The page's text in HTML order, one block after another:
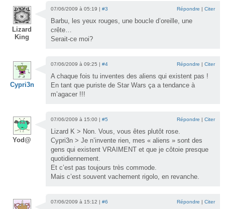
Lizard
King
07/06/2009 à 05:19 | #3 Répondre | Citer
Barbu, les yeux rouges, une boucle d’oreille, une
crête…
Serait-ce moi?
Cypri3n
07/06/2009 à 09:25 | #4 Répondre | Citer
A chaque fois tu inventes des aliens qui existent pas !
En tant que puriste de Star Wars ça a tendance à
m’agacer !!!
Yod@
07/06/2009 à 15:00 | #5 Répondre | Citer
Lizard K > Non. Vous, vous êtes plutôt rose.
Cypri3n > Je n’invente rien, mes « aliens » sont des
gens qui existent VRAIMENT et que je côtoie presque
quotidiennement.
Et c’est pas toujours très commode.
Mais c’est souvent vachement rigolo, en revanche.
07/06/2009 à 15:12 | #6 Répondre | Citer